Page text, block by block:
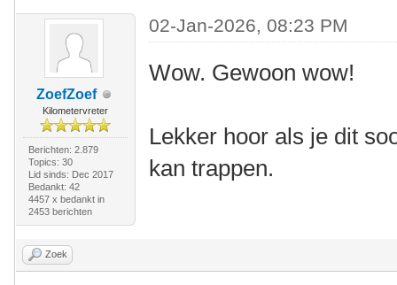
ZoefZoef
Kilometervreter
Berichten: 2.879
Topics: 30
Lid sinds: Dec 2017
Bedankt: 42
4457 x bedankt in
2453 berichten
02-Jan-2026, 08:23 PM
Wow. Gewoon wow!
Lekker hoor als je dit
kan trappen.
Zoek